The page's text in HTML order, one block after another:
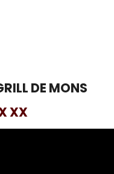
DE MONS
XX